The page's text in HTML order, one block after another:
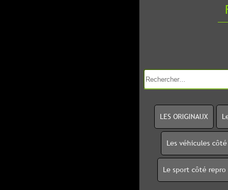
LES ORIGINAUX
Les véhicules
Le sport côté repro